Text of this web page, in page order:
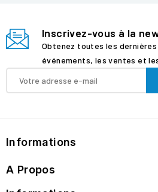
Inscrivez-vous à la
Obtenez toutes les
événements, les ventes et
Informations
A Propos